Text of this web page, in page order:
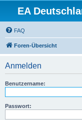
EA
FAQ
Foren-Übersicht
Anmelden
Benutzername:
Passwort: